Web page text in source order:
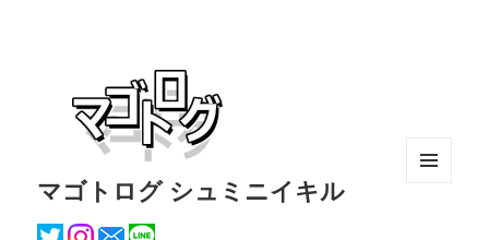
マゴトログ シュミニイキル